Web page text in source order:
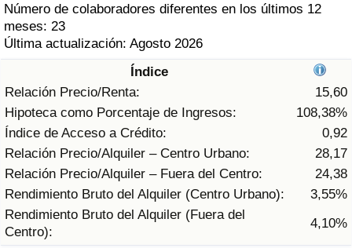
Número de colaboradores diferentes en los últimos 12
meses: 23
Última actualización: Agosto 2026
Índice
Relación Precio/Renta:
15,60
Hipoteca como Porcentaje de Ingresos:
108,38%
Índice de Acceso a Crédito:
0,92
Relación Precio/Alquiler – Centro Urbano:
28,17
Relación Precio/Alquiler – Fuera del Centro:
24,38
Rendimiento Bruto del Alquiler (Centro Urbano):
3,55%
Rendimiento Bruto del Alquiler (Fuera del
Centro):
4,10%
Índice de Sanidad
Índice de Sanidad por País
Índice de contaminación
Índice de Contaminación por País